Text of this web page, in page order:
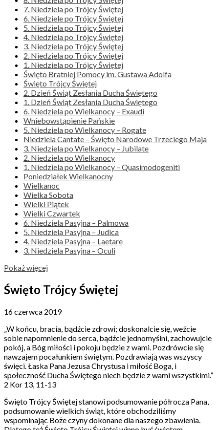
7. Niedziela po Trójcy Świętej
6. Niedziele po Trójcy Świętej
5. Niedziela po Trójcy Świętej
4. Niedziela po Trójcy Świętej
3. Niedziela po Trójcy Świętej
2. Niedziela po Trójcy Świętej
1. Niedziela po Trójcy Świętej
Święto Bratniej Pomocy im. Gustawa Adolfa
Święto Trójcy Świętej
2. Dzień Świąt Zesłania Ducha Świętego
1. Dzień Świąt Zesłania Ducha Świętego
6. Niedziela po Wielkanocy – Exaudi
Wniebowstąpienie Pańskie
5. Niedziela po Wielkanocy – Rogate
Niedziela Cantate – Święto Narodowe Trzeciego Maja
3. Niedziela po Wielkanocy – Jubilate
2. Niedziela po Wielkanocy
1. Niedziela po Wielkanocy – Quasimodogeniti
Poniedziałek Wielkanocny
Wielkanoc
Wielka Sobota
Wielki Piątek
Wielki Czwartek
6. Niedziela Pasyjna – Palmowa
5. Niedziela Pasyjna – Judica
4. Niedziela Pasyjna – Laetare
3. Niedziela Pasyjna – Oculi
Pokaż więcej
Święto Trójcy Świętej
16 czerwca 2019
„W końcu, bracia, bądźcie zdrowi; doskonalcie się, weźcie
sobie napomnienie do serca, bądźcie jednomyślni, zachowujcie
pokój, a Bóg miłości i pokoju będzie z wami. Pozdrówcie się
nawzajem pocałunkiem świętym. Pozdrawiają was wszyscy
święci. Łaska Pana Jezusa Chrystusa i miłość Boga, i
społeczność Ducha Świętego niech będzie z wami wszystkimi.”
2 Kor 13, 11-13
Święto Trójcy Świętej stanowi podsumowanie półrocza Pana,
podsumowanie wielkich świąt, które obchodziliśmy
wspominając Boże czyny dokonane dla naszego zbawienia.